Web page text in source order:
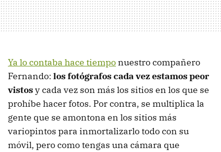
Ya lo contaba hace tiempo nuestro compañero
Fernando: los fotógrafos cada vez estamos peor
vistosy cada vez son más los sitios en los que se
prohíbe hacer fotos. Por contra, se multiplica la
gente que se amontona en los sitios más
variopintos para inmortalizarlo todo con su
móvil, pero como tengas una cámara que